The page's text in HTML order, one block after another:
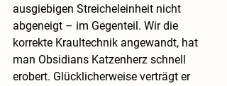
ausgiebigen Streicheleinheit nicht
abgeneigt – im Gegenteil. Wir die
korrekte Kraultechnik angewandt, hat
man Obsidians Katzenherz schnell
erobert. Glücklicherweise verträgt er